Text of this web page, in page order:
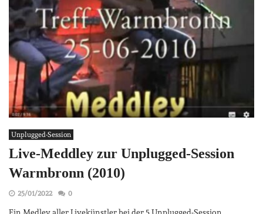
Unplugged-Session
Live-Meddley zur Unplugged-Session
Warmbronn (2010)
25/01/2022 0